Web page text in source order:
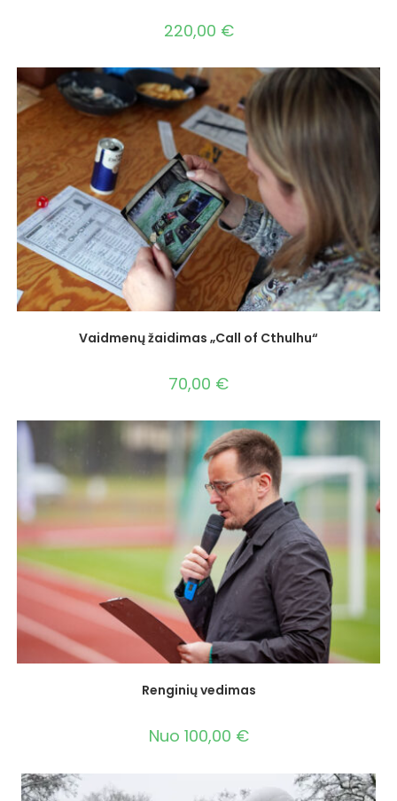
220,00 €
Vaidmenų žaidimas „Call of Cthulhu“
70,00 €
Renginių vedimas
Nuo 100,00 €